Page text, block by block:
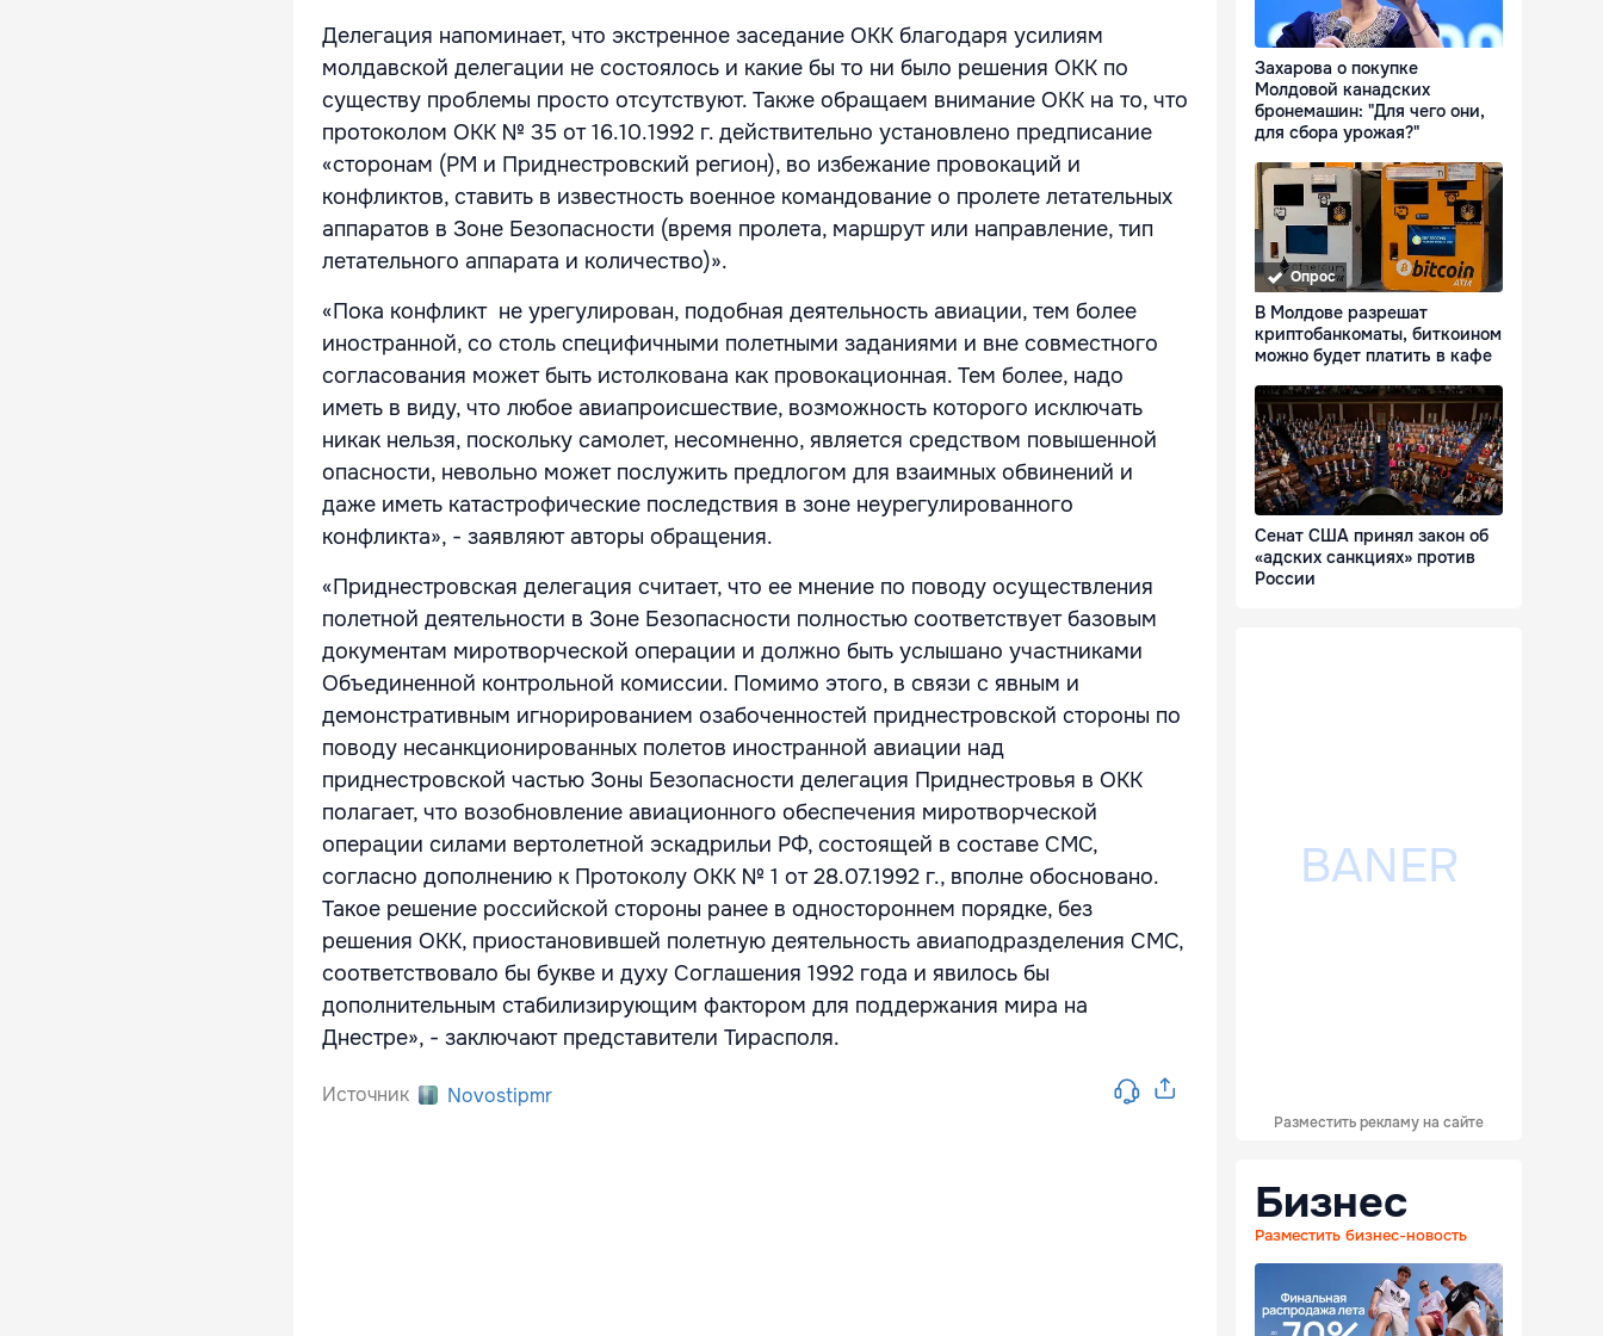
Делегация напоминает, что экстренное заседание ОКК благодаря усилиям
молдавской делегации не состоялось и какие бы то ни было решения ОКК по
существу проблемы просто отсутствуют. Также обращаем внимание ОКК на то, что
протоколом ОКК № 35 от 16.10.1992 г. действительно установлено предписание
«сторонам (РМ и Приднестровский регион), во избежание провокаций и
конфликтов, ставить в известность военное командование о пролете летательных
аппаратов в Зоне Безопасности (время пролета, маршрут или направление, тип
летательного аппарата и количество)».
«Пока конфликт не урегулирован, подобная деятельность авиации, тем более
иностранной, со столь специфичными полетными заданиями и вне совместного
согласования может быть истолкована как провокационная. Тем более, надо
иметь в виду, что любое авиапроисшествие, возможность которого исключать
никак нельзя, поскольку самолет, несомненно, является средством повышенной
опасности, невольно может послужить предлогом для взаимных обвинений и
даже иметь катастрофические последствия в зоне неурегулированного
конфликта», - заявляют авторы обращения.
«Приднестровская делегация считает, что ее мнение по поводу осуществления
полетной деятельности в Зоне Безопасности полностью соответствует базовым
документам миротворческой операции и должно быть услышано участниками
Объединенной контрольной комиссии. Помимо этого, в связи с явным и
демонстративным игнорированием озабоченностей приднестровской стороны по
поводу несанкционированных полетов иностранной авиации над
приднестровской частью Зоны Безопасности делегация Приднестровья в ОКК
полагает, что возобновление авиационного обеспечения миротворческой
операции силами вертолетной эскадрильи РФ, состоящей в составе СМС,
согласно дополнению к Протоколу ОКК № 1 от 28.07.1992 г., вполне обосновано.
Такое решение российской стороны ранее в одностороннем порядке, без
решения ОКК, приостановившей полетную деятельность авиаподразделения СМС,
соответствовало бы букве и духу Соглашения 1992 года и явилось бы
дополнительным стабилизирующим фактором для поддержания мира на
Днестре», - заключают представители Тирасполя.
Источник Novostipmr
Захарова о покупке
Молдовой канадских
бронемашин: "Для чего они,
для сбора урожая?"
Опрос
В Молдове разрешат
криптобанкоматы, биткоином
можно будет платить в кафе
Сенат США принял закон об
«адских санкциях» против
России
Разместить рекламу на сайте
Бизнес
Разместить бизнес-новость